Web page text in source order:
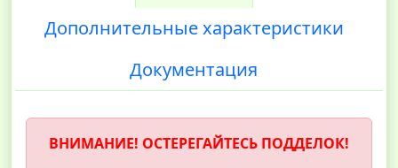
Дополнительные характеристики
Документация
ВНИМАНИЕ! ОСТЕРЕГАЙТЕСЬ ПОДДЕЛОК!